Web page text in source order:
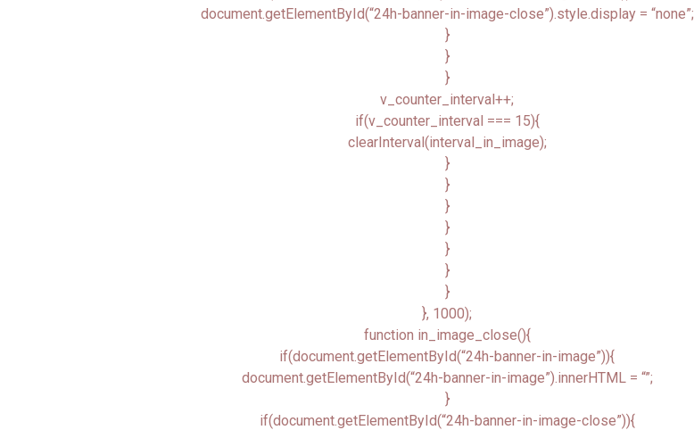
document.getElementById(“24h-banner-in-image-close”).style.display = “none”;
}
}
}
v_counter_interval++;
if(v_counter_interval === 15){
clearInterval(interval_in_image);
}
}
}
}
}
}
}
}, 1000);
function in_image_close(){
if(document.getElementById(“24h-banner-in-image”)){
document.getElementById(“24h-banner-in-image”).innerHTML = “”;
}
if(document.getElementById(“24h-banner-in-image-close”)){